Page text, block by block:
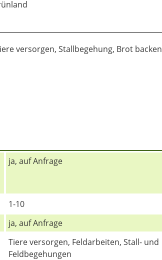
versorgen, Stallbegehung, Brot backen
ja, auf Anfrage
1-10
ja, auf Anfrage
Tiere versorgen, Feldarbeiten, Stall- und
Feldbegehungen